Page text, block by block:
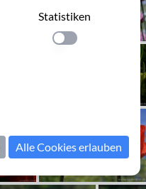
Statistiken
Einstellung
Alle Cookies erlauben